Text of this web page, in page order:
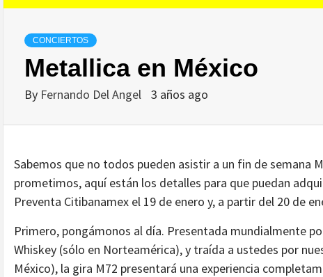
CONCIERTOS
Metallica en México
By Fernando Del Angel 3 años ago
Sabemos que no todos pueden asistir a un fin de semana
prometimos, aquí están los detalles para que puedan
Preventa Citibanamex el 19 de enero y, a partir del 20 de
Primero, pongámonos al día. Presentada mundialmente
Whiskey (sólo en Norteamérica), y traída a ustedes por
México), la gira M72 presentará una experiencia